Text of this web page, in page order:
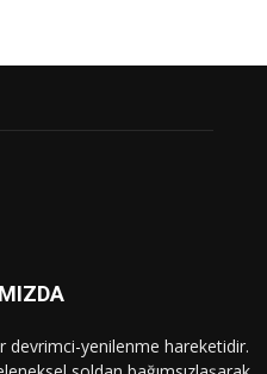
devrimci-yenilenme hareketidir.